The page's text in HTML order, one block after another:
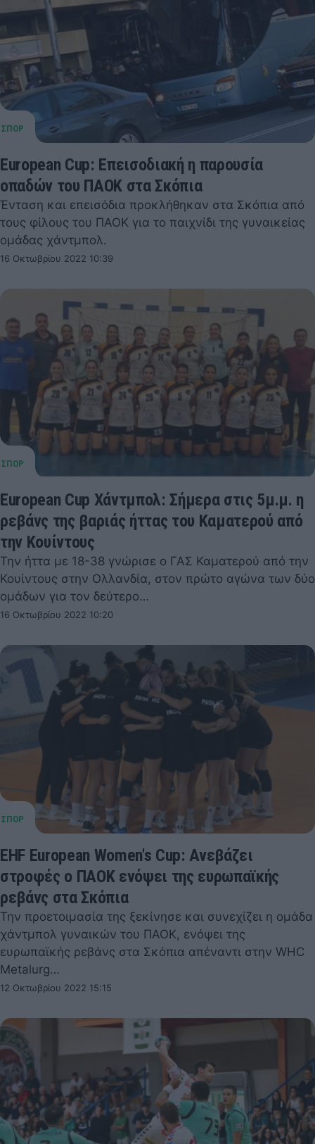
European Cup: Επεισοδιακή η παρουσία
οπαδών του ΠΑΟΚ στα Σκόπια
Ένταση και επεισόδια προκλήθηκαν στα Σκόπια από
τους φίλους του ΠΑΟΚ για το παιχνίδι της γυναικείας
ομάδας χάντμπολ.
16 Οκτωβρίου 2022 10:39
European Cup Χάντμπολ: Σήμερα στις 5μ.μ. η
ρεβάνς της βαριάς ήττας του Καματερού από
την Κουίντους
Την ήττα με 18-38 γνώρισε ο ΓΑΣ Καματερού από την
Κουίντους στην Ολλανδία, στον πρώτο αγώνα των δύο
ομάδων για τον δεύτερο…
16 Οκτωβρίου 2022 10:20
EHF European Women's Cup: Ανεβάζει
στροφές ο ΠΑΟΚ ενόψει της ευρωπαϊκής
ρεβάνς στα Σκόπια
Την προετοιμασία της ξεκίνησε και συνεχίζει η ομάδα
χάντμπολ γυναικών του ΠΑΟΚ, ενόψει της
ευρωπαϊκής ρεβάνς στα Σκόπια απέναντι στην WHC
Metalurg…
12 Οκτωβρίου 2022 15:15